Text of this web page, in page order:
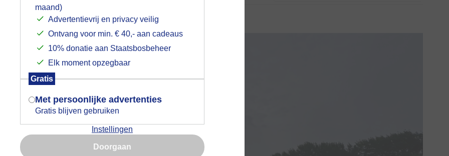
maand)
Advertentievrij en privacy veilig
Ontvang voor min. € 40,- aan cadeaus
10% donatie aan Staatsbosbeheer
Elk moment opzegbaar
Gratis
Met persoonlijke advertenties
Gratis blijven gebruiken
Instellingen
Doorgaan
zonnetje
Mogen we je locatie gebruiken voor
het weer?
Indien je hier nog geen akkoord op hebt
gegeven, verschijnt er zo een pop-up uit
je browser waarin deze toestemming
gevraagd wordt.
Is goed, toon de popup
Nu niet, misschien later